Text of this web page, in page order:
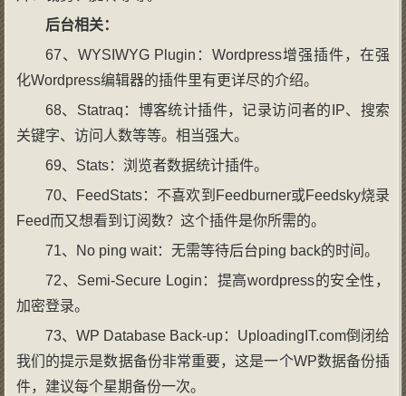
后台相关：
67、WYSIWYG Plugin：Wordpress增强插件，在强
化Wordpress编辑器的插件里有更详尽的介绍。
68、Statraq：博客统计插件，记录访问者的IP、搜索
关键字、访问人数等等。相当强大。
69、Stats：浏览者数据统计插件。
70、FeedStats：不喜欢到Feedburner或Feedsky烧录
Feed而又想看到订阅数？这个插件是你所需的。
71、No ping wait：无需等待后台ping back的时间。
72、Semi-Secure Login：提高wordpress的安全性，
加密登录。
73、WP Database Back-up：UploadingIT.com倒闭给
我们的提示是数据备份非常重要，这是一个WP数据备份插
件，建议每个星期备份一次。